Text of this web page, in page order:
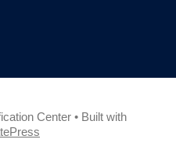
Center • Built with